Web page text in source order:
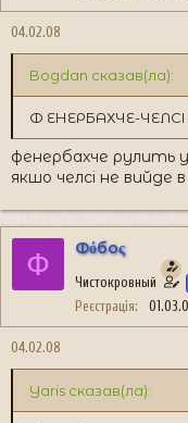
04.02.08
Bogdan сказав(ла):
Ф ЕНЕРБАХЧЕ-ЧЕЛСІ
фенербахче рулить
якшо челсі не вийде в
Ф Фόбоς
Чистокровный
Реєстрація
04.02.08
Yaris сказав(ла):